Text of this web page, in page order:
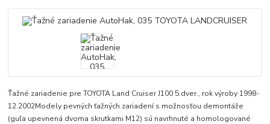
Ťažné zariadenie pre TOYOTA Land Cruiser J100 5.dver., rok výroby 1998-
12.2002Modely pevných ťažných zariadení s možnosťou demontáže
(guľa upevnená dvoma skrutkami M12) sú navrhnuté a homologované